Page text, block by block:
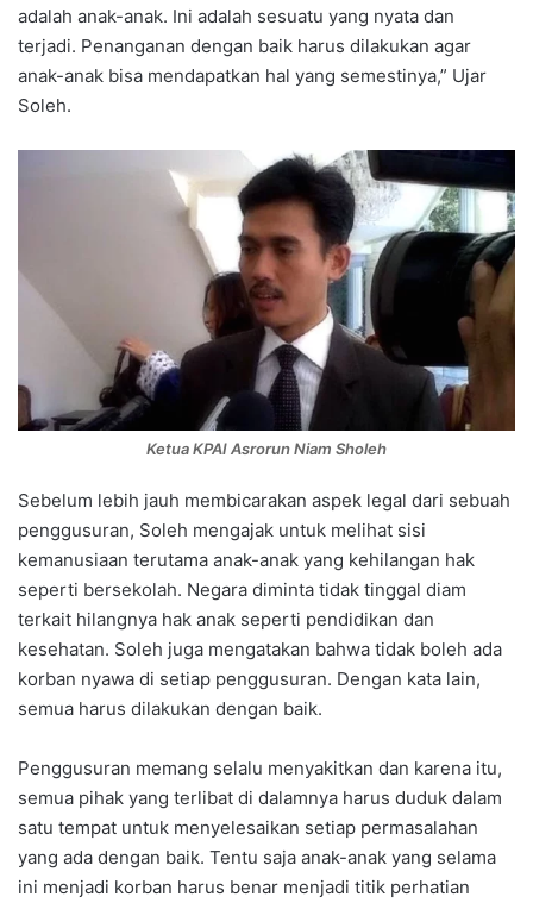
adalah anak-anak. Ini adalah sesuatu yang nyata dan
terjadi. Penanganan dengan baik harus dilakukan agar
anak-anak bisa mendapatkan hal yang semestinya,” Ujar
Soleh.
Ketua KPAI Asrorun Niam Sholeh
Sebelum lebih jauh membicarakan aspek legal dari sebuah
penggusuran, Soleh mengajak untuk melihat sisi
kemanusiaan terutama anak-anak yang kehilangan hak
seperti bersekolah. Negara diminta tidak tinggal diam
terkait hilangnya hak anak seperti pendidikan dan
kesehatan. Soleh juga mengatakan bahwa tidak boleh ada
korban nyawa di setiap penggusuran. Dengan kata lain,
semua harus dilakukan dengan baik.
Penggusuran memang selalu menyakitkan dan karena itu,
semua pihak yang terlibat di dalamnya harus duduk dalam
satu tempat untuk menyelesaikan setiap permasalahan
yang ada dengan baik. Tentu saja anak-anak yang selama
ini menjadi korban harus benar menjadi titik perhatian